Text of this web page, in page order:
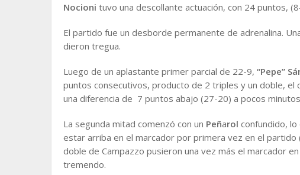
Nocioni tuvo una descollante actuación, con 24 puntos,
El partido fue un desborde permanente de adrenalina.
dieron tregua.
Luego de un aplastante primer parcial de 22-9, “Pepe”
puntos consecutivos, producto de 2 triples y un doble, el
una diferencia de 7 puntos abajo (27-20) a pocos
La segunda mitad comenzó con un Peñarol confundido,
estar arriba en el marcador por primera vez en el partido
doble de Campazzo pusieron una vez más el marcador
tremendo.